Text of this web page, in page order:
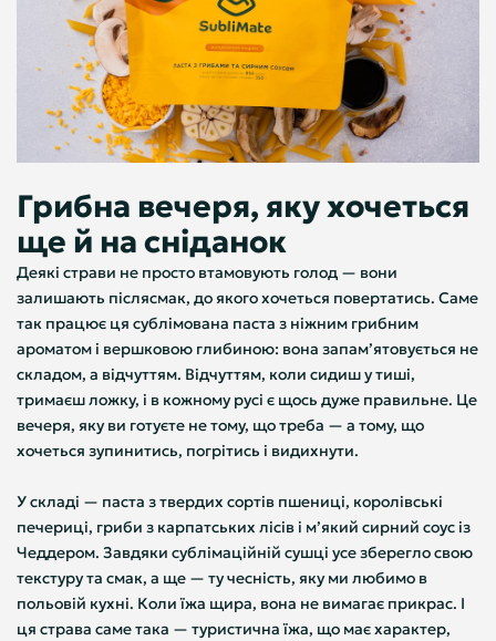
Грибна вечеря, яку хочеться
ще й на сніданок
Деякі страви не просто втамовують голод — вони
залишають післясмак, до якого хочеться повертатись. Саме
так працює ця сублімована паста з ніжним грибним
ароматом і вершковою глибиною: вона запам’ятовується не
складом, а відчуттям. Відчуттям, коли сидиш у тиші,
тримаєш ложку, і в кожному русі є щось дуже правильне. Це
вечеря, яку ви готуєте не тому, що треба — а тому, що
хочеться зупинитись, погрітись і видихнути.
У складі — паста з твердих сортів пшениці, королівські
печериці, гриби з карпатських лісів і мʼякий сирний соус із
Чеддером. Завдяки сублімаційній сушці усе зберегло свою
текстуру та смак, а ще — ту чесність, яку ми любимо в
польовій кухні. Коли їжа щира, вона не вимагає прикрас. І
ця страва саме така — туристична їжа, що має характер,